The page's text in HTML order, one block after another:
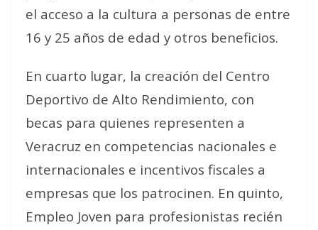
el acceso a la cultura a personas de entre
16 y 25 años de edad y otros beneficios.
En cuarto lugar, la creación del Centro
Deportivo de Alto Rendimiento, con
becas para quienes representen a
Veracruz en competencias nacionales e
internacionales e incentivos fiscales a
empresas que los patrocinen. En quinto,
Empleo Joven para profesionistas recién